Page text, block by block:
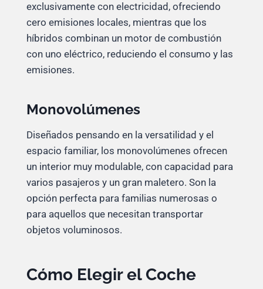
exclusivamente con electricidad, ofreciendo
cero emisiones locales, mientras que los
híbridos combinan un motor de combustión
con uno eléctrico, reduciendo el consumo y las
emisiones.
Monovolúmenes
Diseñados pensando en la versatilidad y el
espacio familiar, los monovolúmenes ofrecen
un interior muy modulable, con capacidad para
varios pasajeros y un gran maletero. Son la
opción perfecta para familias numerosas o
para aquellos que necesitan transportar
objetos voluminosos.
Cómo Elegir el Coche